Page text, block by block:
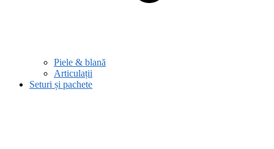
Piele & blană
Articulații
Seturi și pachete